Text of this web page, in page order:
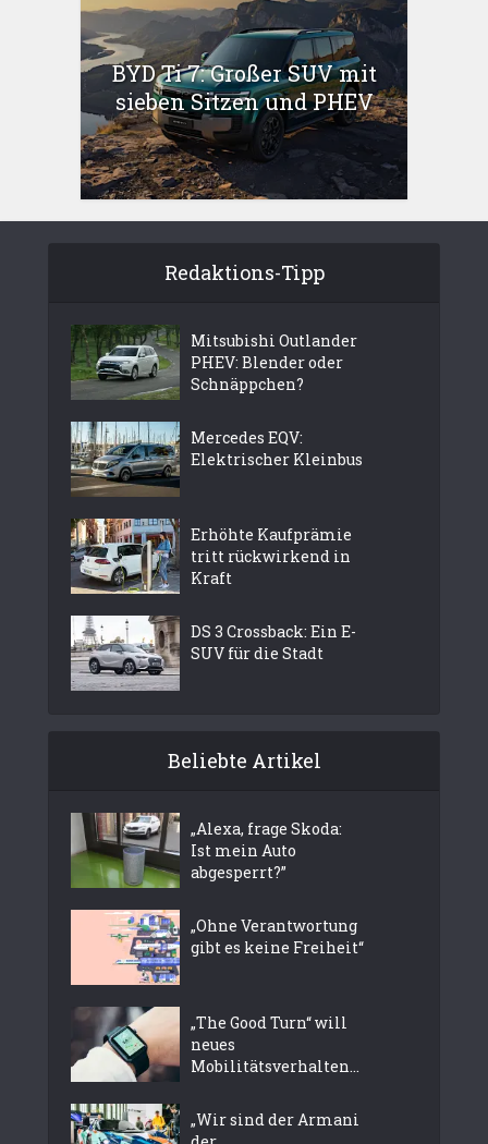
BYD Ti 7: Großer SUV mit
sieben Sitzen und PHEV
Redaktions-Tipp
Mitsubishi Outlander
PHEV: Blender oder
Schnäppchen?
Mercedes EQV:
Elektrischer Kleinbus
Erhöhte Kaufprämie
tritt rückwirkend in
Kraft
DS 3 Crossback: Ein E-
SUV für die Stadt
Beliebte Artikel
„Alexa, frage Skoda:
Ist mein Auto
abgesperrt?”
„Ohne Verantwortung
gibt es keine Freiheit“
„The Good Turn“ will
neues
Mobilitätsverhalten...
„Wir sind der Armani